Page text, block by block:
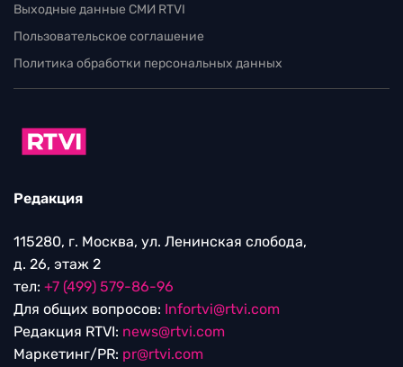
Выходные данные СМИ RTVI
Пользовательское соглашение
Политика обработки персональных данных
Редакция
115280, г. Москва, ул. Ленинская слобода,
д. 26, этаж 2
тел: +7 (499) 579-86-96
Для общих вопросов: Infortvi@rtvi.com
Редакция RTVI: news@rtvi.com
Маркетинг/PR: pr@rtvi.com